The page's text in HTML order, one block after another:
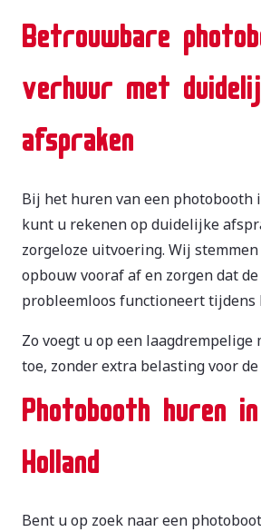
Betrouwbare
verhuur met
afspraken
Bij het huren van een photobooth
kunt u rekenen op duidelijke
zorgeloze uitvoering. Wij
opbouw vooraf af en zorgen dat
probleemloos functioneert tijdens
Zo voegt u op een
toe, zonder extra belasting voor
Photobooth huren
Holland
Bent u op zoek naar een